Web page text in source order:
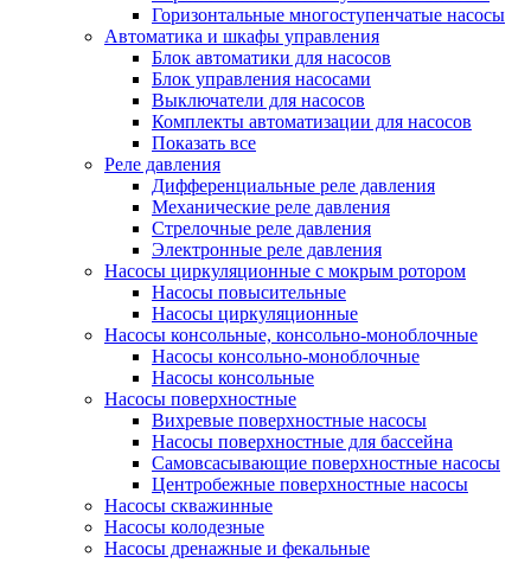
Горизонтальные многоступенчатые насосы
Автоматика и шкафы управления
Блок автоматики для насосов
Блок управления насосами
Выключатели для насосов
Комплекты автоматизации для насосов
Показать все
Реле давления
Дифференциальные реле давления
Механические реле давления
Стрелочные реле давления
Электронные реле давления
Насосы циркуляционные с мокрым ротором
Насосы повысительные
Насосы циркуляционные
Насосы консольные, консольно-моноблочные
Насосы консольно-моноблочные
Насосы консольные
Насосы поверхностные
Вихревые поверхностные насосы
Насосы поверхностные для бассейна
Самовсасывающие поверхностные насосы
Центробежные поверхностные насосы
Насосы скважинные
Насосы колодезные
Насосы дренажные и фекальные